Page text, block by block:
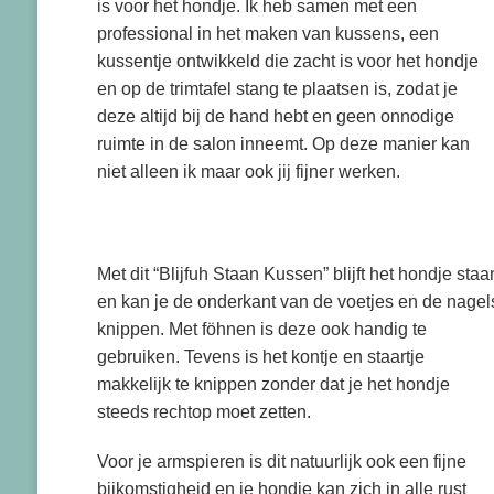
is voor het hondje. Ik heb samen met een
professional in het maken van kussens, een
kussentje ontwikkeld die zacht is voor het hondje
en op de trimtafel stang te plaatsen is, zodat je
deze altijd bij de hand hebt en geen onnodige
ruimte in de salon inneemt. Op deze manier kan
niet alleen ik maar ook jij fijner werken.
Met dit “Blijfuh Staan Kussen” blijft het hondje
en kan je de onderkant van de voetjes en de
knippen. Met föhnen is deze ook handig te
gebruiken. Tevens is het kontje en staartje
makkelijk te knippen zonder dat je het hondje
steeds rechtop moet zetten.
Voor je armspieren is dit natuurlijk ook een fijne
bijkomstigheid en je hondje kan zich in alle rust